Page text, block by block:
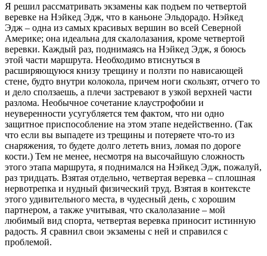
Я решил рассматривать экзамены как подъем по четвертой
веревке на Нэйкед Эдж, что в каньоне Эльдорадо. Нэйкед
Эдж – одна из самых красивых вершин во всей Северной
Америке; она идеальна для скалолазания, кроме четвертой
веревки. Каждый раз, поднимаясь на Нэйкед Эдж, я боюсь
этой части маршрута. Необходимо втиснуться в
расширяющуюся книзу трещину и ползти по нависающей
стене, будто внутри колокола, причем ноги скользят, отчего то
и дело сползаешь, а плечи застревают в узкой верхней части
разлома. Необычное сочетание клаустрофобии и
неуверенности усугубляется тем фактом, что ни одно
защитное приспособление на этом этапе недейственно. (Так
что если вы выпадете из трещины и потеряете что-то из
снаряжения, то будете долго лететь вниз, ломая по дороге
кости.) Тем не менее, несмотря на высочайшую сложность
этого этапа маршрута, я поднимался на Нэйкед Эдж, пожалуй,
раз тридцать. Взятая отдельно, четвертая веревка – сплошная
нервотрепка и нудный физический труд. Взятая в контексте
этого удивительного места, в чудесный день, с хорошим
партнером, а также учитывая, что скалолазание – мой
любимый вид спорта, четвертая веревка приносит истинную
радость. Я сравнил свои экзамены с ней и справился с
проблемой.